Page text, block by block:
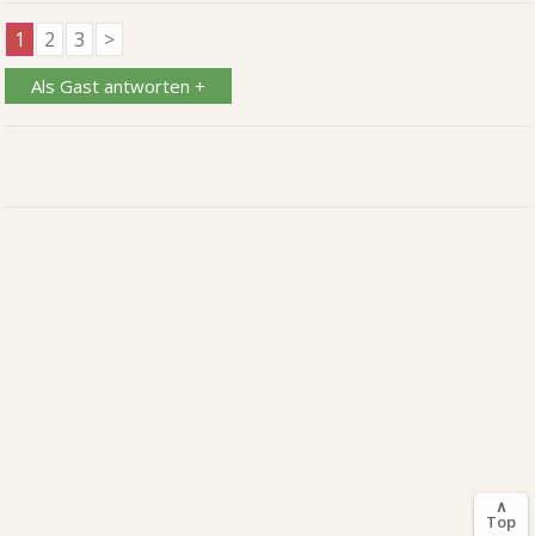
1 2 3 >
Als Gast antworten +
∧
Top